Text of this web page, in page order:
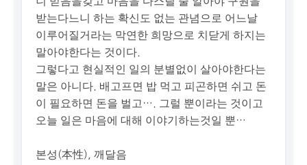
받는다느니 하는 확신도 없는 관념으로 어느날
이루어질거라는 막연한 희망으로 치닫게 하지는
말아야한다는 것이다.
그렇다고 현실적인 일의 분별없이 살아야한다는
말은 아니다. 배고프면 밥 먹고 피곤하면 쉬고 돈
이 필요하면 돈을 벌고…. 그럴 뿐이라는 것이고
오늘 일은 마음에 대해 이야기하는것일 뿐…
본성(本性), 깨달음